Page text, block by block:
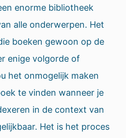
enorme bibliotheek
alle onderwerpen. Het
boeken gewoon op de
enige volgorde of
het onmogelijk maken
te vinden wanneer je
in de context van
Het is het proces